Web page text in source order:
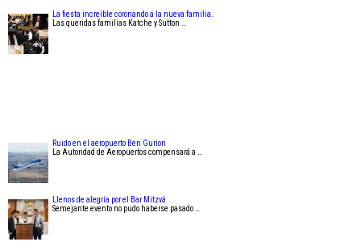
La fiesta increíble coronando a la nueva familia.
Las queridas familias Katche y Sutton …
Ruido en el aeropuerto Ben Gurion
La Autoridad de Aeropuertos compensará a …
Llenos de alegría por el Bar Mitzvá
Semejante evento no pudo haberse pasado …